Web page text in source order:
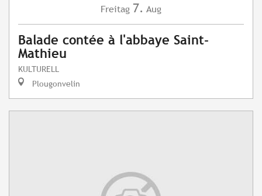
Freitag 7. Aug
Balade contée à l'abbaye Saint-
Mathieu
KULTURELL
Plougonvelin